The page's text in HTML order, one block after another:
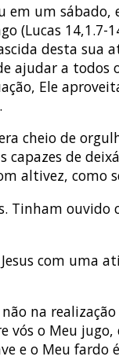
em um
(Lucas
desta sua
ajudar a todos
Ele
cheio de
capazes de
altivez, como
Tinham ouvido
com uma
na
vós o Meu
e o Meu fardo